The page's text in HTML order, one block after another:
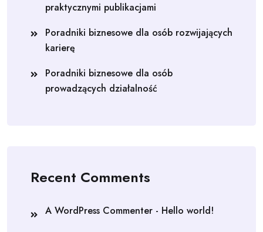
praktycznymi publikacjami
Poradniki biznesowe dla osób rozwijających
karierę
Poradniki biznesowe dla osób
prowadzących działalność
Recent Comments
A WordPress Commenter - Hello world!